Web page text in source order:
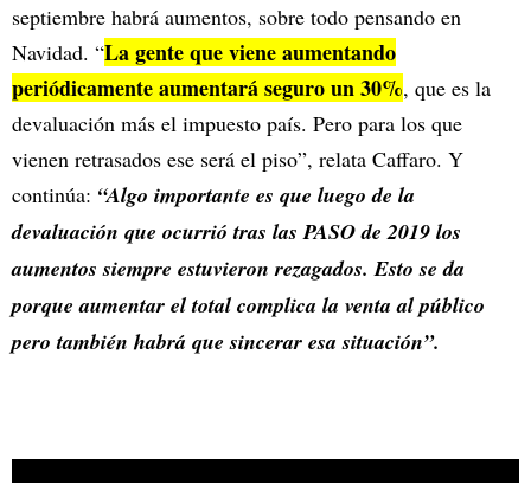
septiembre habrá aumentos, sobre todo pensando en
Navidad. “La gente que viene aumentando
periódicamente aumentará seguro un 30%, que es la
devaluación más el impuesto país. Pero para los que
vienen retrasados ese será el piso”, relata Caffaro. Y
continúa: “Algo importante es que luego de la
devaluación que ocurrió tras las PASO de 2019 los
aumentos siempre estuvieron rezagados. Esto se da
porque aumentar el total complica la venta al público
pero también habrá que sincerar esa situación”.